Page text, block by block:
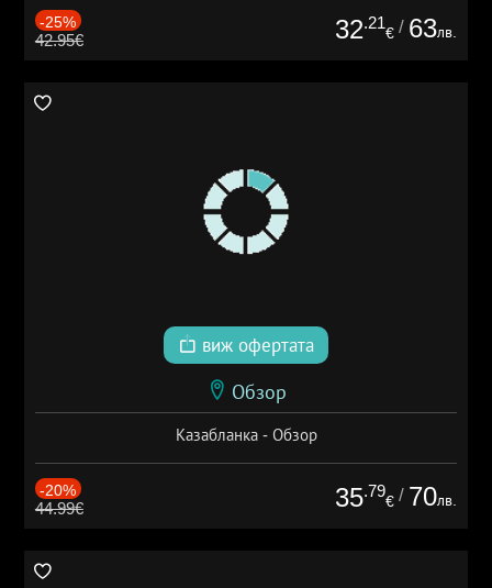
-25%
42.95€ 32.21
€ / 63лв.
виж офертата
Обзор
Казабланка - Обзор
-20%
44.99€ 35.79
€ / 70лв.